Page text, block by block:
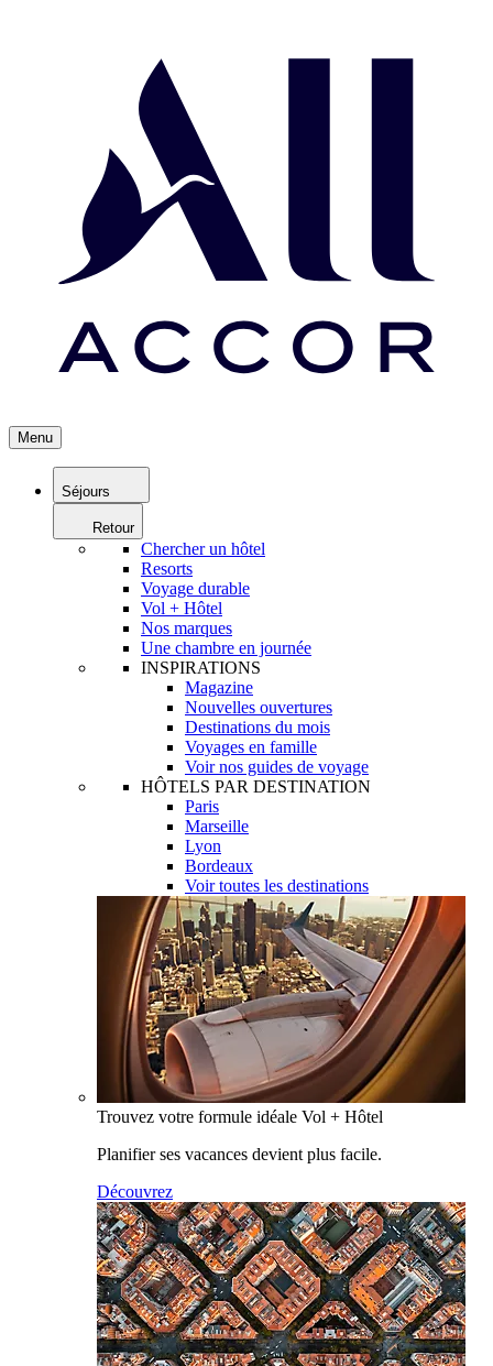
Menu
Séjours
Retour
Chercher un hôtel
Resorts
Voyage durable
Vol + Hôtel
Nos marques
Une chambre en journée
INSPIRATIONS
Magazine
Nouvelles ouvertures
Destinations du mois
Voyages en famille
Voir nos guides de voyage
HÔTELS PAR DESTINATION
Paris
Marseille
Lyon
Bordeaux
Voir toutes les destinations
Trouvez votre formule idéale Vol + Hôtel
Planifier ses vacances devient plus facile.
Découvrez